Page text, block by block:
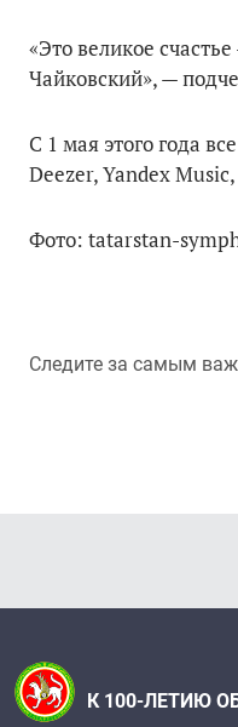
«Это великое
Чайковский», —
С 1 мая этого года
Deezer, Yandex
Фото: tatarstan-
Следите за самым
К 100-ЛЕТИЮ